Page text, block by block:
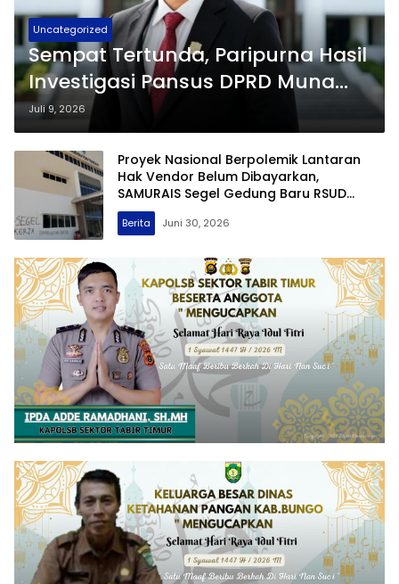
Uncategorized
Sempat Tertunda, Paripurna Hasil
Investigasi Pansus DPRD Muna
Terkait BLUD RSUD dr. Baharuddin
Akan Kembali Digelar
Juli 9, 2026
Proyek Nasional Berpolemik Lantaran
Hak Vendor Belum Dibayarkan,
SAMURAIS Segel Gedung Baru RSUD
Buton Tengah
Berita Juni 30, 2026